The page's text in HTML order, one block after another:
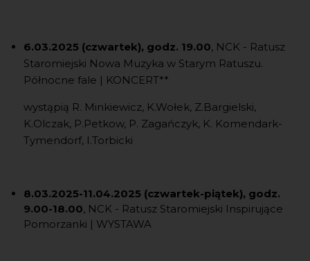
6.03.2025 (czwartek), godz. 19.00, NCK - Ratusz
Staromiejski Nowa Muzyka w Starym Ratuszu.
Północne fale | KONCERT**
wystąpią R. Minkiewicz, K.Wołek, Z.Bargielski,
K.Olczak, P.Petkow, P. Zagańczyk, K. Komendark-
Tymendorf, I.Torbicki
8.03.2025-11.04.2025 (czwartek-piątek), godz.
9.00-18.00, NCK - Ratusz Staromiejski Inspirujące
Pomorzanki | WYSTAWA